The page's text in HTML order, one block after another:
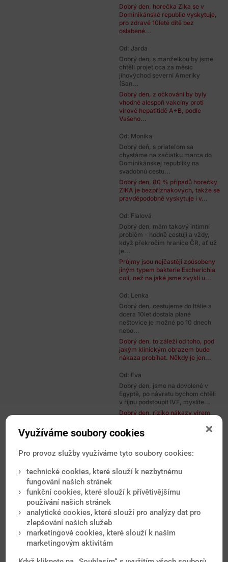
Dobrý den, horečka Zika se v
Dominikánské republie vyskytuje,
pro zdravé 10leté dítě bez
oslabené...
Od: Jarda
Dobrý den, s manželkou by jsme
chtěli projet cca za měsíc
jihovýchod severní Ameriky
(San...
Dobrý den, z očkování by byly
vhodné alespoň vakcíny proti
virové hepatitidě A+B, podle
Vašeho...
Od: Monika
Dobrý deň, s priateľom sa
chystáme na začiatku marca do
Dominikánskej republiky na
svadobnú cestu...
Dobrý den, 80 % případů horečky
ZIKA je bezpříznakových, takže se
pravděpodobně vyskytuje i v...
Od: Fialová
Dobrý den, mám takový intimní
problém - hodně cestuji a vždy,
když překročím hranice ČR, ať už
je...
Průjmy jsou nejčastěji způsobeny
jiným typem bakterie Escherichia
coli, než na jaké jsme zvyklí u...
Od: Lenka
Dobrý den, cestujeme do Itálie a
dcera 10let dostala plané
neštovice je možné po 10 dnech
nebo...
Dobrý den, to záleží od toho, pod
jakým klinickým obrazem bude
nákaza probíhat. Někdy je jen...
Od: Eva
Dobrý den, jsme na dovolené v
Egyptě, po návratu bychom chtěli
v říjnu podstoupit IVF, myslíte...
Dobrý den, riziko nákazy virem
této zemi jsou však i jiné...
Dobrý den, za 14 dnů mám letět na
Kapverdských ostravů, kde...
Tenerife nehrozí, přesto však pro
Od: Vojtěch
Dobrý den,byl jsem ve Francii před
6 léty,po malém úraze na na bérci
Využíváme soubory cookies
Pro provoz služby využíváme tyto soubory cookies:
technické cookies, které slouží k nezbytnému
fungování našich stránek
funkční cookies, které slouží k přívětivějšímu
používání našich stránek
analytické cookies, které slouží pro analýzy dat pro
zlepšování našich služeb
marketingové cookies, které slouží k našim
marketingovým aktivitám